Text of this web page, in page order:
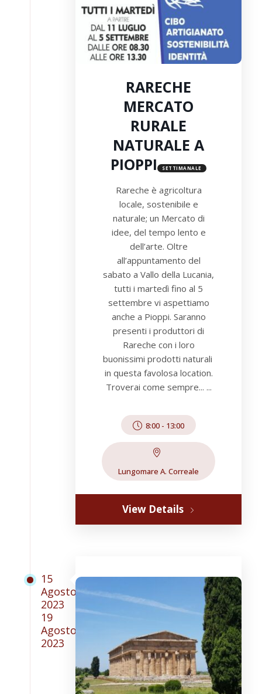
RARECHE
MERCATO
RURALE
NATURALE A
PIOPPI
SETTIMANALE
Rareche è agricoltura
locale, sostenibile e
naturale; un Mercato di
idee, del tempo lento e
dell’arte. Oltre
all’appuntamento del
sabato a Vallo della Lucania,
tutti i martedì fino al 5
settembre vi aspettiamo
anche a Pioppi. Saranno
presenti i produttori di
Rareche con i loro
buonissimi prodotti naturali
in questa favolosa location.
Troverai come sempre... ...
8:00 - 13:00
Lungomare A. Correale
View Details
15
Agosto
2023
19
Agosto
2023